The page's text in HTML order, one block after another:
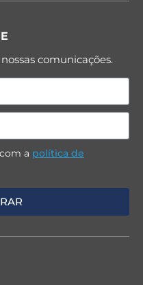
comunicações.
a política de